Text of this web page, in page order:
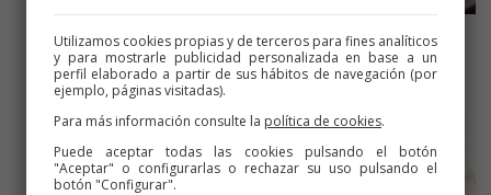
Ya sofrito
Utilizamos cookies propias y de terceros para fines analíticos
y para mostrarle publicidad personalizada en base a un
perfil elaborado a partir de sus hábitos de navegación (por
ejemplo, páginas visitadas).
Para más información consulte la política de cookies.
Puede aceptar todas las cookies pulsando el botón
"Aceptar" o configurarlas o rechazar su uso pulsando el
botón "Configurar".